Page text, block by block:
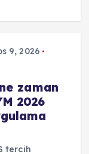
9, 2026
zaman
2026
tercih